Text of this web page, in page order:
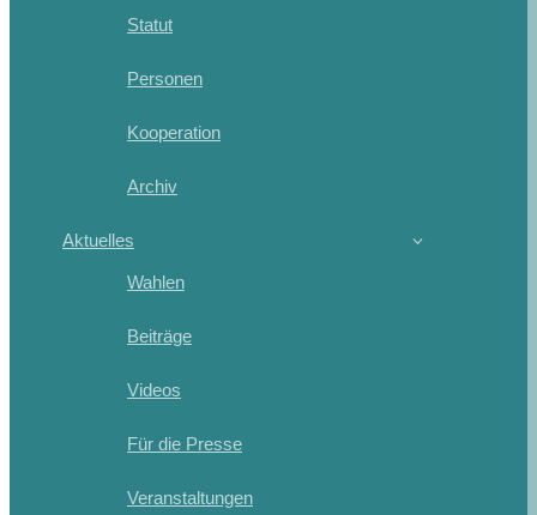
Statut
Personen
Kooperation
Archiv
Aktuelles
Wahlen
Beiträge
Videos
Für die Presse
Veranstaltungen